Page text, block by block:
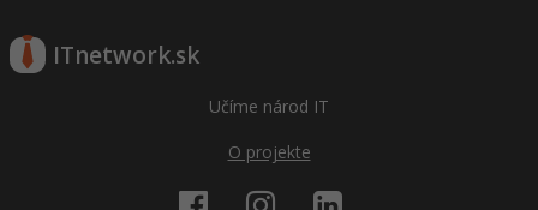
ITnetwork.sk
Učíme národ IT
O projekte